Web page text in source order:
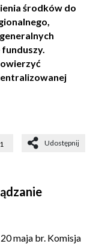
środków do
Udostępnij
maja br. Komisja